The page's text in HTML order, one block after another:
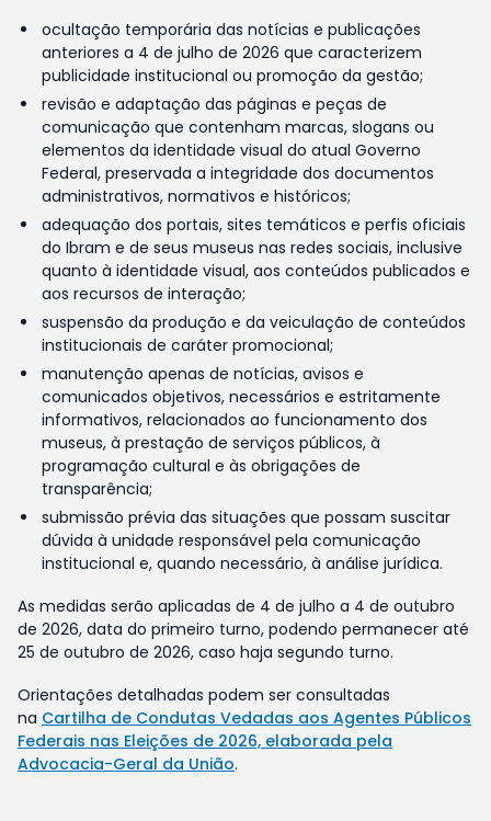
ocultação temporária das notícias e publicações
anteriores a 4 de julho de 2026 que caracterizem
publicidade institucional ou promoção da gestão;
revisão e adaptação das páginas e peças de
comunicação que contenham marcas, slogans ou
elementos da identidade visual do atual Governo
Federal, preservada a integridade dos documentos
administrativos, normativos e históricos;
adequação dos portais, sites temáticos e perfis oficiais
do Ibram e de seus museus nas redes sociais, inclusive
quanto à identidade visual, aos conteúdos publicados e
aos recursos de interação;
suspensão da produção e da veiculação de conteúdos
institucionais de caráter promocional;
manutenção apenas de notícias, avisos e
comunicados objetivos, necessários e estritamente
informativos, relacionados ao funcionamento dos
museus, à prestação de serviços públicos, à
programação cultural e às obrigações de
transparência;
submissão prévia das situações que possam suscitar
dúvida à unidade responsável pela comunicação
institucional e, quando necessário, à análise jurídica.
As medidas serão aplicadas de 4 de julho a 4 de outubro
de 2026, data do primeiro turno, podendo permanecer até
25 de outubro de 2026, caso haja segundo turno.
Orientações detalhadas podem ser consultadas
na Cartilha de Condutas Vedadas aos Agentes Públicos
Federais nas Eleições de 2026, elaborada pela
Advocacia-Geral da União.